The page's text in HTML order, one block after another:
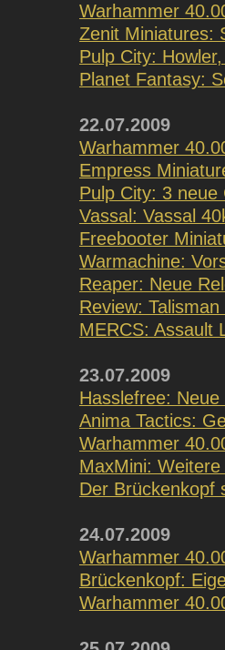
Warhammer
Zenit Miniatures:
Pulp City:
Planet Fantasy:
22.07.2009
Warhammer
Empress
Pulp City: 3 neue
Vassal: Vassal
Freebooter
Warmachine:
Reaper: Neue
Review:
MERCS: Assault
23.07.2009
Hasslefree: Neue
Anima Tactics:
Warhammer
MaxMini:
Der Brückenkopf
24.07.2009
Warhammer
Brückenkopf:
Warhammer